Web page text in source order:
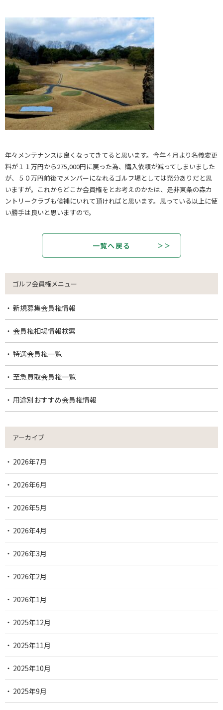
年々メンテナンスは良くなってきてると思います。今年４月より名義変更
料が１１万円から275,000円に戻った為、購入依頼が減ってしまいました
が、５０万円前後でメンバーになれるゴルフ場としては充分ありだと思
いますが。これからどこか会員権をとお考えのかたは、是非東条の森カ
ントリークラブも候補にいれて頂ければと思います。思っている以上に使
い勝手は良いと思いますので。
一覧へ戻る
ゴルフ会員権メニュー
新規募集会員権情報
会員権相場情報検索
特選会員権一覧
至急買取会員権一覧
用途別おすすめ会員権情報
アーカイブ
2026年7月
2026年6月
2026年5月
2026年4月
2026年3月
2026年2月
2026年1月
2025年12月
2025年11月
2025年10月
2025年9月